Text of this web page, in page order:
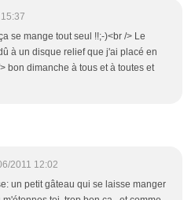
se mange tout seul !!;-)<br /> Le
à un disque relief que j'ai placé en
bon dimanche à tous et à toutes et
2011 12:02
un petit gâteau qui se laisse manger